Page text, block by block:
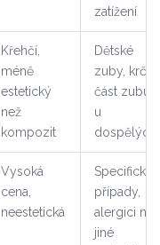
zatížení
Křehčí,
méně
estetický
než
kompozit
Dětské
zuby, krční
část zubu
u
dospělých
Vysoká
cena,
neestetická
Specifické
případy,
alergici na
jiné